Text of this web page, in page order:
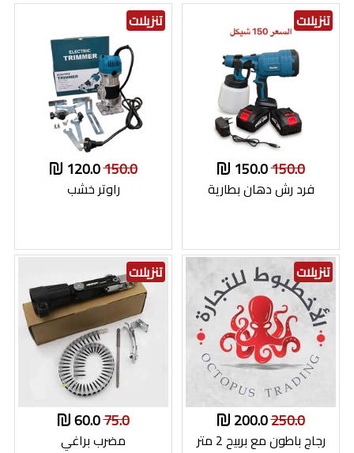
تنزيلات
150.0
150.0
فرد رش دهان بطارية
تنزيلات
150.0
120.0
راوتر خشب
تنزيلات
250.0
200.0
رجاج باطون مع بربيح 2 متر
تنزيلات
75.0
60.0
مضرب براغي